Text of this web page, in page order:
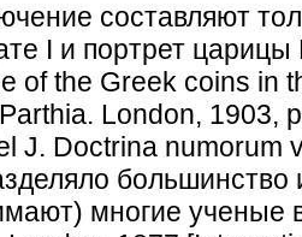
составляют
I и портрет
of the Greek coins in
London, 1903,
J. Doctrina numorum
большинство
многие ученые